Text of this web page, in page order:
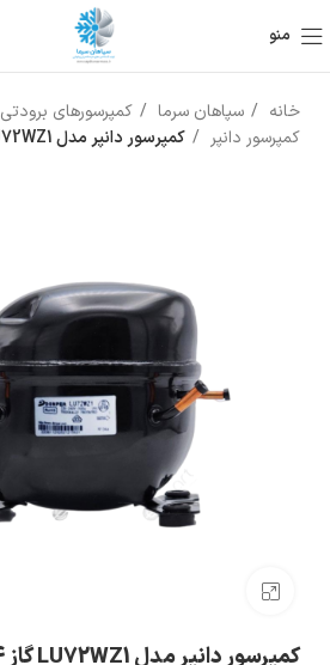
منو
خانه سپاهان سرما کمپرسورهای برودتی
کمپرسور دانپر
کمپرسور دانپر مدل LU72WZ1 گاز R134 توان 1/4
کمپرسور دانپر مدل LU72WZ1 گاز R134 توان 1/4